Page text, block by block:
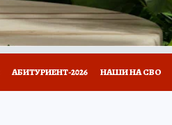
АБИТУРИЕНТ-2026 НАШИ НА СВО